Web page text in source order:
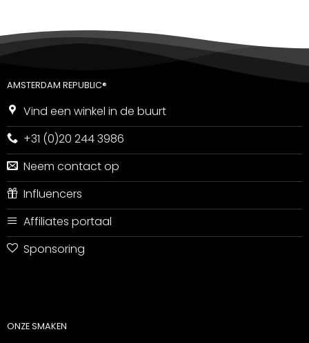
AMSTERDAM REPUBLIC®
Vind een winkel in de buurt
+31 (0)20 244 3986
Neem contact op
Influencers
Affiliates portaal
Sponsoring
ONZE SMAKEN